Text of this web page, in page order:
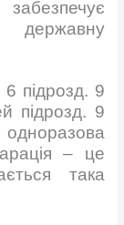
підрозд. 9
підрозд. 9
– це
така